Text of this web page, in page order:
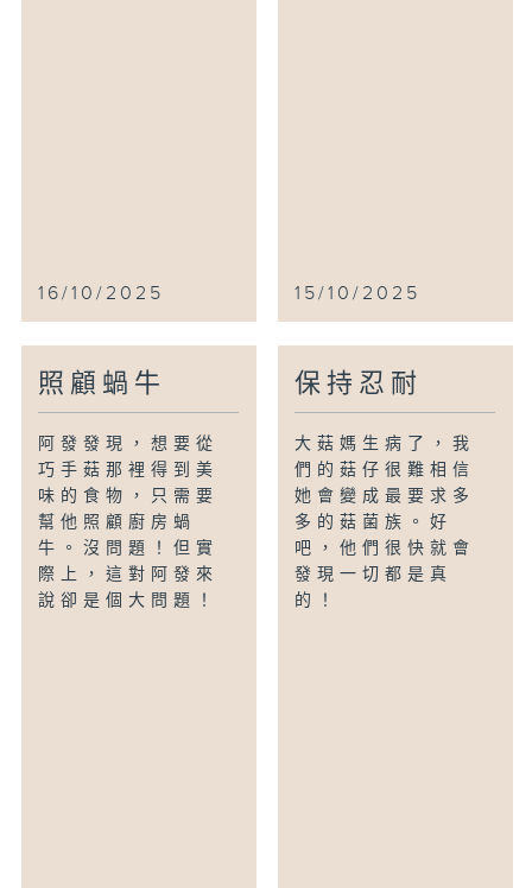
16/10/2025 15/10/2025
照顧蝸牛
阿發發現，想要從
巧手菇那裡得到美
味的食物，只需要
幫他照顧廚房蝸
牛。沒問題！但實
際上，這對阿發來
說卻是個大問題！
保持忍耐
大菇媽生病了，我
們的菇仔很難相信
她會變成最要求多
多的菇菌族。好
吧，他們很快就會
發現一切都是真
的！